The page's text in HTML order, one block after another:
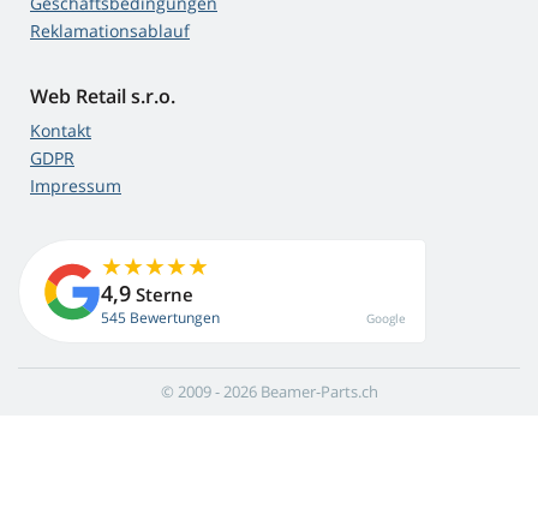
Reklamationsablauf
Web Retail s.r.o.
Kontakt
GDPR
Impressum
4,9 Sterne
545 Bewertungen Google
© 2009 - 2026 Beamer-Parts.ch